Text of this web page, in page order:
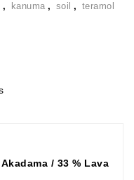
, kanuma , soil , teramol
/ 33 % Lava